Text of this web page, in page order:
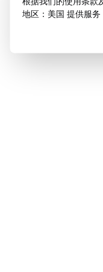
地区：美国 提供服务